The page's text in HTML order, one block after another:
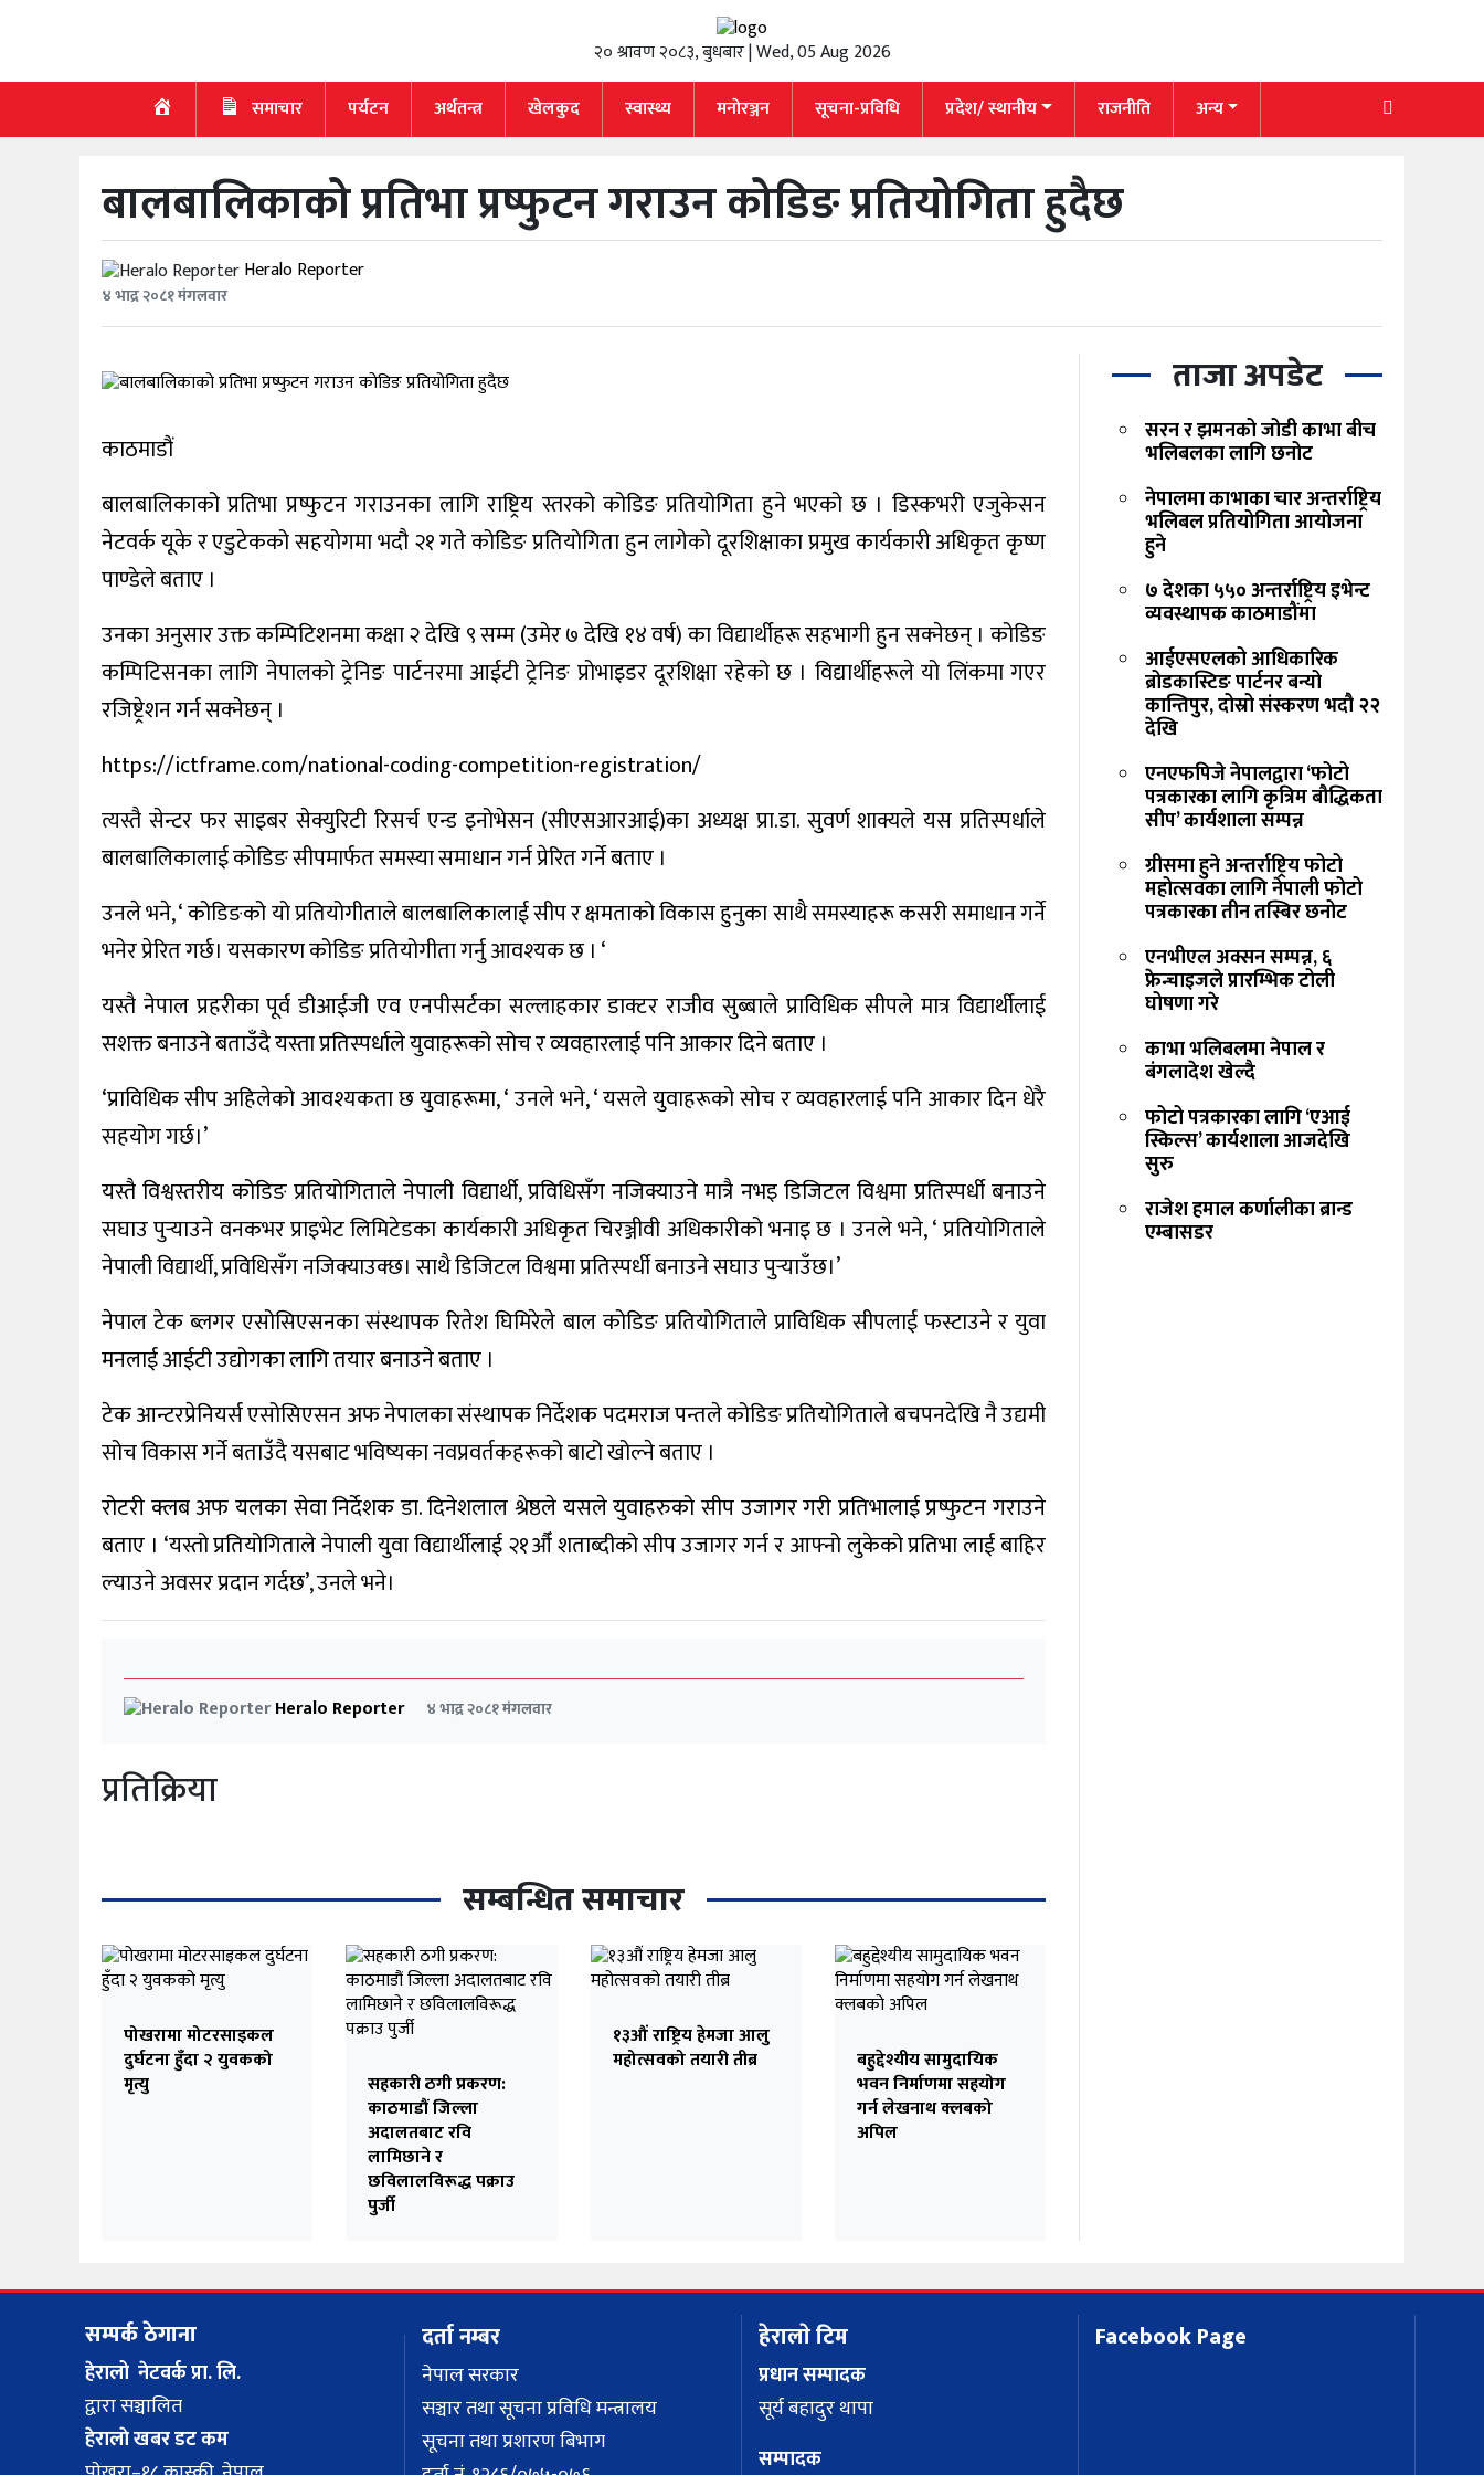
२० श्रावण २०८३, बुधबार | Wed, 05 Aug 2026
समाचार
पर्यटन अर्थतन्त्र खेलकुद स्वास्थ्य मनाेरञ्जन सूचना-प्रविधि प्रदेश/ स्थानीय राजनीति अन्य
बालबालिकाको प्रतिभा प्रष्फुटन गराउन कोडिङ प्रतियोगिता हुदैछ
Heralo Reporter
४ भाद्र २०८१ मंगलवार
काठमाडौं
बालबालिकाको प्रतिभा प्रष्फुटन गराउनका लागि राष्ट्रिय स्तरको कोडिङ प्रतियोगिता हुने भएको छ । डिस्कभरी एजुकेसन
नेटवर्क यूके र एडुटेकको सहयोगमा भदौ २१ गते कोडिङ प्रतियोगिता हुन लागेको दूरशिक्षाका प्रमुख कार्यकारी अधिकृत कृष्ण
पाण्डेले बताए ।
उनका अनुसार उक्त कम्पिटिशनमा कक्षा २ देखि ९ सम्म (उमेर ७ देखि १४ वर्ष) का विद्यार्थीहरू सहभागी हुन सक्‍नेछन् । कोडिङ
कम्पिटिसनका लागि नेपालको ट्रेनिङ पार्टनरमा आईटी ट्रेनिङ प्रोभाइडर दूरशिक्षा रहेको छ । विद्यार्थीहरूले यो लिंकमा गएर
रजिष्ट्रेशन गर्न सक्‍नेछन् ।
https://ictframe.com/national-coding-competition-registration/
त्यस्तै सेन्टर फर साइबर सेक्युरिटी रिसर्च एन्ड इनोभेसन (सीएसआरआई)का अध्यक्ष प्रा.डा. सुवर्ण शाक्यले यस प्रतिस्पर्धाले
बालबालिकालाई कोडिङ सीपमार्फत समस्या समाधान गर्न प्रेरित गर्ने बताए ।
उनले भने, ‘ कोडिङको यो प्रतियोगीताले बालबालिकालाई सीप र क्षमताको विकास हुनुका साथै समस्याहरू कसरी समाधान गर्ने
भनेर प्रेरित गर्छ। यसकारण कोडिङ प्रतियोगीता गर्नु आवश्‍यक छ । ‘
यस्तै नेपाल प्रहरीका पूर्व डीआईजी एव एनपीसर्टका सल्लाहकार डाक्टर राजीव सुब्बाले प्राविधिक सीपले मात्र विद्यार्थीलाई
सशक्त बनाउने बताउँदै यस्ता प्रतिस्पर्धाले युवाहरूको सोच र व्यवहारलाई पनि आकार दिने बताए ।
‘प्राविधिक सीप अहिलेको आवश्यकता छ युवाहरूमा, ‘ उनले भने, ‘ यसले युवाहरूको सोच र व्यवहारलाई पनि आकार दिन धेरै
सहयोग गर्छ।’
यस्तै विश्वस्तरीय कोडिङ प्रतियोगिताले नेपाली विद्यार्थी, प्रविधिसँग नजिक्याउने मात्रै नभइ डिजिटल विश्वमा प्रतिस्पर्धी बनाउने
सघाउ पुर्‍याउने वनकभर प्राइभेट लिमिटेडका कार्यकारी अधिकृत चिरञ्जीवी अधिकारीको भनाइ छ । उनले भने, ‘ प्रतियोगिताले
नेपाली विद्यार्थी, प्रविधिसँग नजिक्याउक्छ। साथै डिजिटल विश्वमा प्रतिस्पर्धी बनाउने सघाउ पुर्‍याउँछ।’
नेपाल टेक ब्लगर एसोसिएसनका संस्थापक रितेश घिमिरेले बाल कोडिङ प्रतियोगिताले प्राविधिक सीपलाई फस्टाउने र युवा
मनलाई आईटी उद्योगका लागि तयार बनाउने बताए ।
टेक आन्टरप्रेनियर्स एसोसिएसन अफ नेपालका संस्थापक निर्देशक पदमराज पन्तले कोडिङ प्रतियोगिताले बचपनदेखि नै उद्यमी
सोच विकास गर्ने बताउँदै यसबाट भविष्यका नवप्रवर्तकहरूको बाटो खोल्ने बताए ।
रोटरी क्लब अफ यलका सेवा निर्देशक डा. दिनेशलाल श्रेष्ठले यसले युवाहरुको सीप उजागर गरी प्रतिभालाई प्रष्फुटन गराउने
बताए । ‘यस्तो प्रतियोगिताले नेपाली युवा विद्यार्थीलाई २१औँ शताब्दीको सीप उजागर गर्न र आफ्नो लुकेको प्रतिभा लाई बाहिर
ल्याउने अवसर प्रदान गर्दछ’, उनले भने।
Heralo Reporter ४ भाद्र २०८१ मंगलवार
प्रतिक्रिया
सम्बन्धित समाचार
पोखरामा मोटरसाइकल
दुर्घटना हुँदा २ युवकको
मृत्यु
सहकारी ठगी प्रकरण:
काठमाडौं जिल्ला
अदालतबाट रवि
लामिछाने र
छविलालविरूद्ध पक्राउ
पुर्जी
१३औं राष्ट्रिय हेमजा आलु
महोत्सवको तयारी तीब्र
बहुद्देश्यीय सामुदायिक
भवन निर्माणमा सहयोग
गर्न लेखनाथ क्लबको
अपिल
ताजा अपडेट
सरन र झमनको जोडी काभा बीच
भलिबलका लागि छनोट
नेपालमा काभाका चार अन्तर्राष्ट्रिय
भलिबल प्रतियोगिता आयोजना
हुने
७ देशका ५५० अन्तर्राष्ट्रिय इभेन्ट
व्यवस्थापक काठमाडौंमा
आईएसएलको आधिकारिक
ब्रोडकास्टिङ पार्टनर बन्यो
कान्तिपुर, दोस्रो संस्करण भदौ २२
देखि
एनएफपिजे नेपालद्वारा ‘फोटो
पत्रकारका लागि कृत्रिम बौद्धिकता
सीप’ कार्यशाला सम्पन्न
ग्रीसमा हुने अन्तर्राष्ट्रिय फोटो
महोत्सवका लागि नेपाली फोटो
पत्रकारका तीन तस्बिर छनोट
एनभीएल अक्सन सम्पन्न, ६
फ्रेन्चाइजले प्रारम्भिक टोली
घोषणा गरे
काभा भलिबलमा नेपाल र
बंगलादेश खेल्दै
फोटो पत्रकारका लागि ‘एआई
स्किल्स’ कार्यशाला आजदेखि
सुरु
राजेश हमाल कर्णालीका ब्रान्ड
एम्बासडर
सम्पर्क ठेगाना
हेरालो नेटवर्क प्रा. लि.
द्वारा सञ्चालित
हेरालाे खबर डट कम
दर्ता नम्बर
नेपाल सरकार
सञ्चार तथा सूचना प्रविधि मन्त्रालय
सूचना तथा प्रशारण बिभाग
हेरालाे टिम
प्रधान सम्पादक
सूर्य बहादुर थापा
सम्पादक
Facebook Page